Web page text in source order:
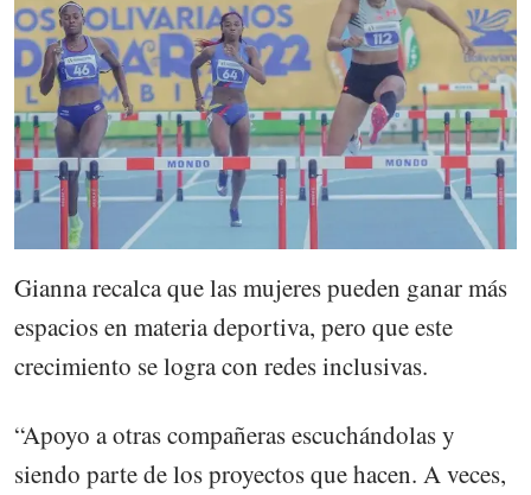
Gianna recalca que las mujeres pueden ganar más
espacios en materia deportiva, pero que este
crecimiento se logra con redes inclusivas.
“Apoyo a otras compañeras escuchándolas y
siendo parte de los proyectos que hacen. A veces,